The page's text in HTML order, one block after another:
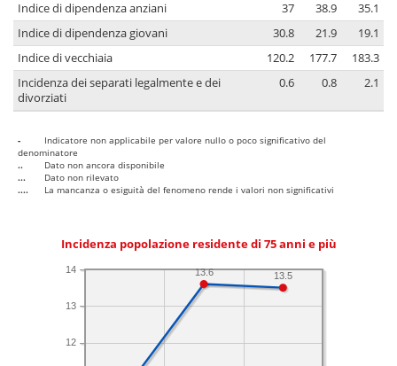
Indice di dipendenza anziani 37 38.9
35.1
Indice di dipendenza giovani
30.8 21.9
19.1
Indice di vecchiaia
120.2 177.7
183.3
Incidenza dei separati legalmente e dei
divorziati
0.6 0.8 2.1
-
Indicatore non applicabile per valore nullo o poco significativo del
denominatore
..
Dato non ancora disponibile
...
Dato non rilevato
....
La mancanza o esiguità del fenomeno rende i valori non significativi
Incidenza popolazione residente di 75 anni e più
12
13
14
13.5
13.6